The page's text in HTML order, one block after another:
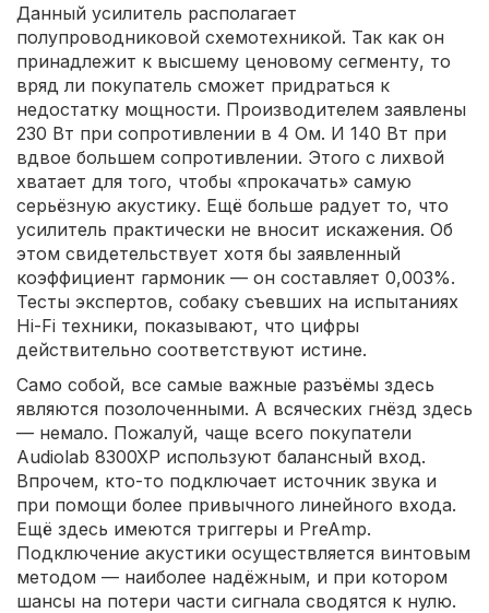
Данный усилитель располагает
полупроводниковой схемотехникой. Так как он
принадлежит к высшему ценовому сегменту, то
вряд ли покупатель сможет придраться к
недостатку мощности. Производителем заявлены
230 Вт при сопротивлении в 4 Ом. И 140 Вт при
вдвое большем сопротивлении. Этого с лихвой
хватает для того, чтобы «прокачать» самую
серьёзную акустику. Ещё больше радует то, что
усилитель практически не вносит искажения. Об
этом свидетельствует хотя бы заявленный
коэффициент гармоник — он составляет 0,003%.
Тесты экспертов, собаку съевших на испытаниях
Hi-Fi техники, показывают, что цифры
действительно соответствуют истине.
Само собой, все самые важные разъёмы здесь
являются позолоченными. А всяческих гнёзд здесь
— немало. Пожалуй, чаще всего покупатели
Audiolab 8300XP используют балансный вход.
Впрочем, кто-то подключает источник звука и
при помощи более привычного линейного входа.
Ещё здесь имеются триггеры и PreAmp.
Подключение акустики осуществляется винтовым
методом — наиболее надёжным, и при котором
шансы на потери части сигнала сводятся к нулю.